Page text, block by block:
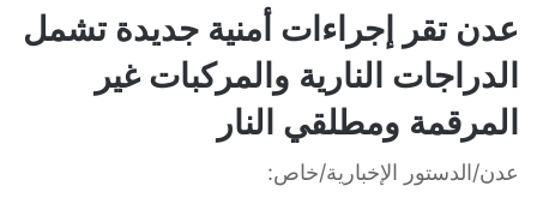
عدن تقر إجراءات أمنية جديدة تشمل
الدراجات النارية والمركبات غير
المرقمة ومطلقي النار
عدن/الدستور الإخبارية/خاص: